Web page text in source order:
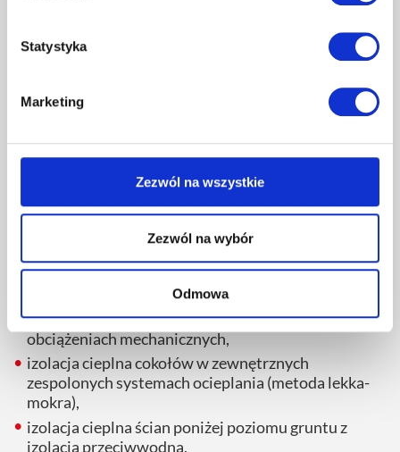
Statystyka
Marketing
Zezwól na wszystkie
Zezwól na wybór
Odmowa
odkształceniu
Zastosowanie:
nowe i stare budownictwo,
izolacja cieplna podłóg w budownictwie
mieszkalnym i użyteczności publicznej,
izolacja cieplna w miejscach o większych
obciążeniach mechanicznych,
izolacja cieplna cokołów w zewnętrznych
zespolonych systemach ocieplania (metoda lekka-
mokra),
izolacja cieplna ścian poniżej poziomu gruntu z
izolacją przeciwwodną,